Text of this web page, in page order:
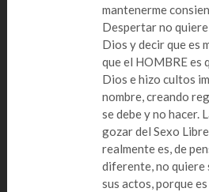
mantenerme
Despertar no
Dios y decir que es
que el HOMBRE es
Dios e hizo cultos
nombre, creando
se debe y no hacer.
gozar del Sexo
realmente es, de
diferente, no quiere
sus actos, porque